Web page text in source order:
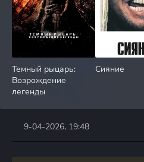
Темный рыцарь:
Возрождение
легенды
Сияние
9-04-2026, 19:48